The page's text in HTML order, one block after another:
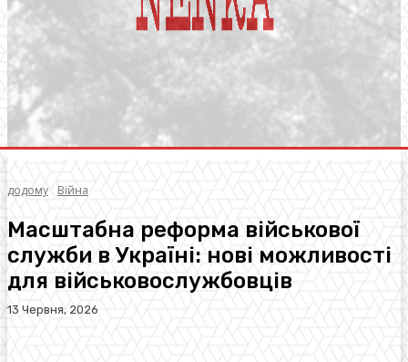
додому Війна
Масштабна реформа військової
служби в Україні: нові можливості
для військовослужбовців
13 Червня, 2026